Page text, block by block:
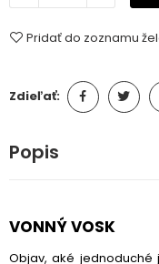
Pridať do zoznamu
Zdieľať:
Popis
VONNÝ VOSK
Objav, aké jednoduché